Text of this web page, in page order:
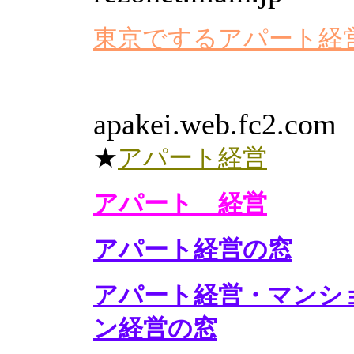
東京でするアパート経
apakei.web.fc2.com
★アパート経営
アパート 経営
アパート経営の窓
アパート経営・マンシ
ン経営の窓